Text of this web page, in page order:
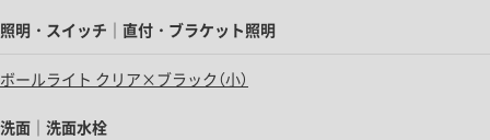
照明・スイッチ｜直付・ブラケット照明
ボールライト クリア×ブラック（小）
洗面｜洗面水栓